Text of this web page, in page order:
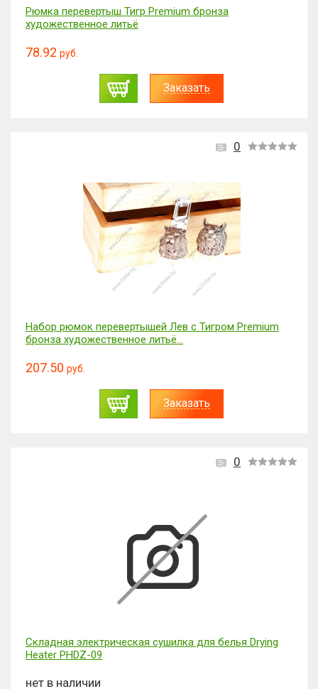
Рюмка перевертыш Тигр Premium бронза
художественное литьё
78.92 руб.
Заказать
0
Набор рюмок перевертышей Лев с Тигром Premium
бронза художественное литьё...
207.50 руб.
Заказать
0
Складная электрическая сушилка для белья Drying
Heater PHDZ-09
нет в наличии